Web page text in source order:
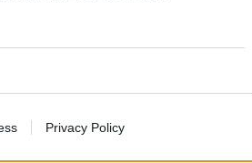
Privacy Policy
A hirdetés költ, de nem ad vissza.